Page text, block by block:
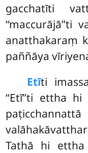
gacchatīti
anatthakaraṃ
paññāya
Etīti
‘‘Etī’’ti ettha hi
Tathā hi